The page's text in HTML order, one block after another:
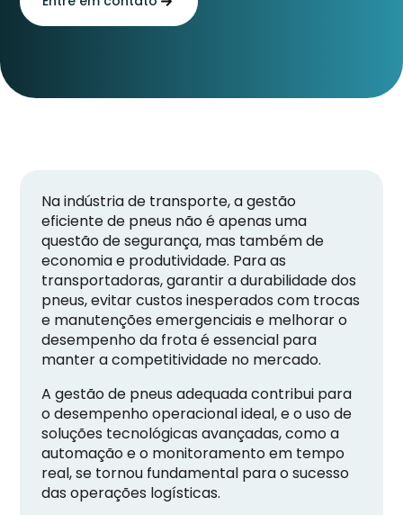
Na indústria de transporte, a gestão
eficiente de pneus não é apenas uma
questão de segurança, mas também de
economia e produtividade. Para as
transportadoras, garantir a durabilidade dos
pneus, evitar custos inesperados com trocas
e manutenções emergenciais e melhorar o
desempenho da frota é essencial para
manter a competitividade no mercado.
A gestão de pneus adequada contribui para
o desempenho operacional ideal, e o uso de
soluções tecnológicas avançadas, como a
automação e o monitoramento em tempo
real, se tornou fundamental para o sucesso
das operações logísticas.